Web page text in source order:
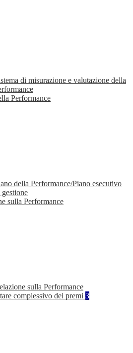
di misurazione e valutazione della
Performance
della Performance/Piano esecutivo
gestione
sulla Performance
sulla Performance
complessivo dei premi 3